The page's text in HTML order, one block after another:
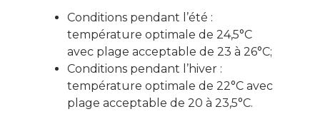
Conditions pendant l’été :
température optimale de 24,5°C
avec plage acceptable de 23 à 26°C;
Conditions pendant l’hiver :
température optimale de 22°C avec
plage acceptable de 20 à 23,5°C.